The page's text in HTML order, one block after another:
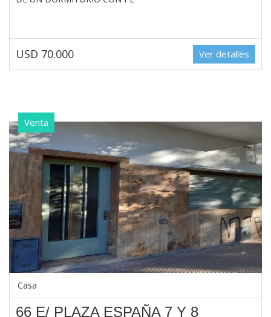
USD 70.000 Ver detalles
Venta
Casa
66 E/ PLAZA ESPAÑA 7 Y 8